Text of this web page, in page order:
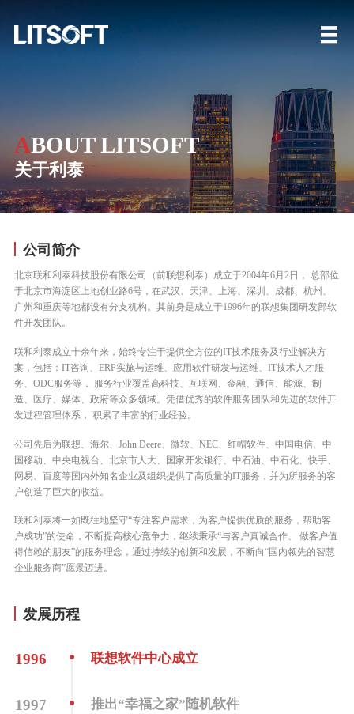
ABOUT LITSOFT
关于利泰
公司简介
北京联和利泰科技股份有限公司（前联想利泰）成立于2004年6月2日， 总部位
于北京市海淀区上地创业路6号，在武汉、天津、上海、深圳、成都、杭州、
广州和重庆等地都设有分支机构。其前身是成立于1996年的联想集团研发部软
件开发团队。
联和利泰成立十余年来，始终专注于提供全方位的IT技术服务及行业解决方
案，包括：IT咨询、ERP实施与运维、应用软件研发与运维、IT技术人才服
务、ODC服务等， 服务行业覆盖高科技、互联网、金融、通信、能源、制
造、医疗、媒体、政府等众多领域。凭借优秀的软件服务团队和先进的软件开
发过程管理体系， 积累了丰富的行业经验。
公司先后为联想、海尔、John Deere、微软、NEC、红帽软件、中国电信、中
国移动、中央电视台、北京市人大、国家开发银行、中石油、中石化、快手、
网易、百度等国内外知名企业及组织提供了高质量的IT服务，并为所服务的客
户创造了巨大的收益。
联和利泰将一如既往地坚守“专注客户需求，为客户提供优质的服务，帮助客
户成功”的使命，不断提高核心竞争力，继续秉承“与客户真诚合作、 做客户值
得信赖的朋友”的服务理念，通过持续的创新和发展，不断向“国内领先的智慧
企业服务商”愿景迈进。
发展历程
1996 联想软件中心成立
1997
推出“幸福之家”随机软件